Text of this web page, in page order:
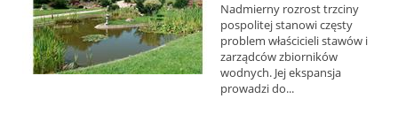
Nadmierny rozrost trzciny
pospolitej stanowi częsty
problem właścicieli stawów i
zarządców zbiorników
wodnych. Jej ekspansja
prowadzi do...